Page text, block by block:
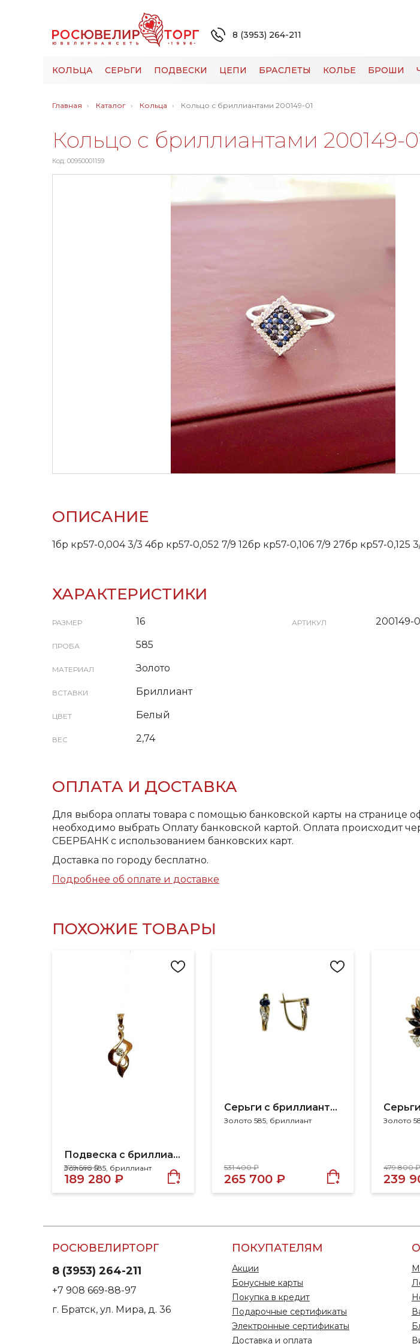
8 (3953) 264-211
КОЛЬЦА СЕРЬГИ ПОДВЕСКИ ЦЕПИ БРАСЛЕТЫ КОЛЬЕ БРОШИ
Главная Каталог Кольца Кольцо с бриллиантами 200149-01
Кольцо с бриллиантами 200149-
Код: 00950001159
ОПИСАНИЕ
1бр кр57-0,004 3/3 4бр кр57-0,052 7/9 12бр кр57-0,106 7/9 27бр кр57-0,125
ХАРАКТЕРИСТИКИ
РАЗМЕР 16
ПРОБА 585
МАТЕРИАЛ Золото
ВСТАВКИ Бриллиант
ЦВЕТ Белый
ВЕС 2,74
АРТИКУЛ 200149-
ОПЛАТА И ДОСТАВКА
Для выбора оплаты товара с помощью банковской карты на странице
необходимо выбрать Оплату банковской картой. Оплата происходит
СБЕРБАНК с использованием банковских карт.
Доставка по городу бесплатно.
Подробнее об оплате и доставке
ПОХОЖИЕ ТОВАРЫ
Подвеска с бриллиантами
Золото 585, бриллиант
378 560 ₽
189 280 ₽
Серьги с бриллиантами
Золото 585, бриллиант
531 400 ₽
265 700 ₽
479 800
239
РОСЮВЕЛИРТОРГ
8 (3953) 264-211
+7 908 669-88-97
г. Братск, ул. Мира, д. 36
ПОКУПАТЕЛЯМ
Акции
Бонусные карты
Покупка в кредит
Подарочные сертификаты
Электронные сертификаты
Доставка и оплата